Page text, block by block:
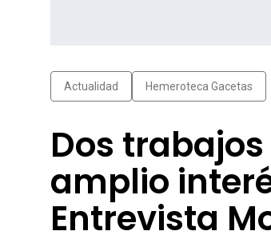
Actualidad Hemeroteca Gacetas
Dos
amplio
Entrevista